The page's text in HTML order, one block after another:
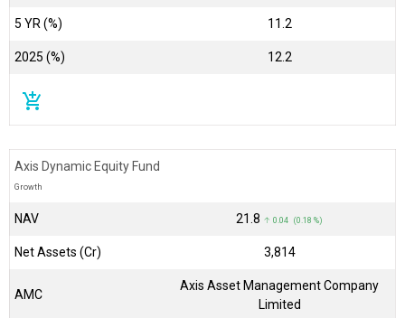
5 YR (%) 11.2
2025 (%) 12.2
add_shopping_cart
Axis Dynamic Equity Fund
Growth
NAV ₹21.8 ↑ 0.04 (0.18 %)
Net Assets (Cr) ₹3,814
AMC
Axis Asset Management Company
Limited